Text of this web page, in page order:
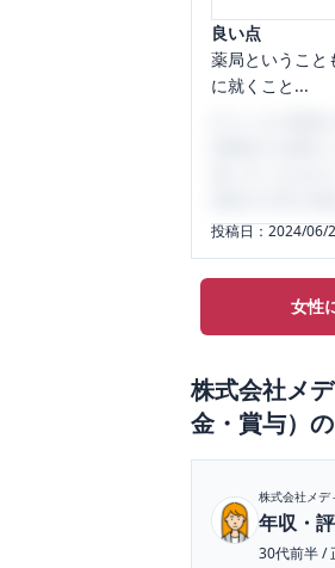
良い点
薬局ということ
に就くこと...
口コミを1投稿
性限定の企業
気にすべき点
将来の不安や
投稿日：2024/06/
女性
株式会社メ
金・賞与）
株式会社メデ
年収・
30代前半/